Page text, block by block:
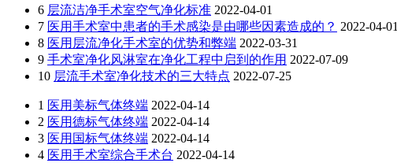
6 层流洁净手术室空气净化标准 2022-04-01
7 医用手术室中患者的手术感染是由哪些因素造成的？ 2022-04-01
8 医用层流净化手术室的优势和弊端 2022-03-31
9 手术室净化风淋室在净化工程中启到的作用 2022-07-09
10 层流手术室净化技术的三大特点 2022-07-25
1 医用美标气体终端 2022-04-14
2 医用德标气体终端 2022-04-14
3 医用国标气体终端 2022-04-14
4 医用手术室综合手术台 2022-04-14